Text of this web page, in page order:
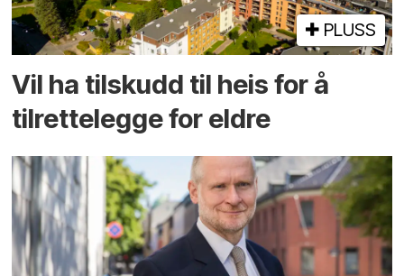
PLUSS
Vil ha tilskudd til heis for å
tilrettelegge for eldre